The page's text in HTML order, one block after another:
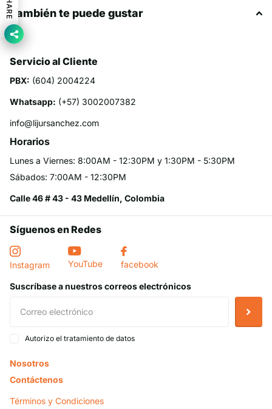
También te puede gustar
Servicio al Cliente
PBX: (604) 2004224
Whatsapp: (+57) 3002007382
info@lijursanchez.com
Horarios
Lunes a Viernes: 8:00AM - 12:30PM y 1:30PM - 5:30PM
Sábados: 7:00AM - 12:30PM
Calle 46 # 43 - 43 Medellín, Colombia
Síguenos en Redes
Instagram YouTube facebook
Suscríbase a nuestros correos electrónicos
Autorizo el tratamiento de datos
Nosotros
Contáctenos
Términos y Condiciones
SHARE